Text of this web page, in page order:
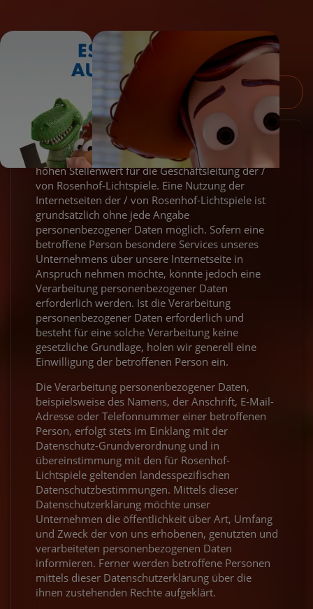
Spider Man: Brand
New Day
täglich im Programm!
Toy Story 5
täglich im Programm!
Steckerlfischfiasko
ab 12. August im Programm!
PAW Patrol: Der
Dino Film
täglich im Programm!
Stefan Erdmann
live: ISLAND
am 22. Oktober um 20 Uhr
Stefan Erdmann
live: BHUTAN
am 22. Oktober um 17:30 Uhr
Datenschutzerklärung
Wir freuen uns sehr über Ihr Interesse an unserem
Unternehmen. Datenschutz hat einen besonders
hohen Stellenwert für die Geschäftsleitung der /
von Rosenhof-Lichtspiele. Eine Nutzung der
Internetseiten der / von Rosenhof-Lichtspiele ist
grundsätzlich ohne jede Angabe
personenbezogener Daten möglich. Sofern eine
betroffene Person besondere Services unseres
Unternehmens über unsere Internetseite in
Anspruch nehmen möchte, könnte jedoch eine
Verarbeitung personenbezogener Daten
erforderlich werden. Ist die Verarbeitung
personenbezogener Daten erforderlich und
besteht für eine solche Verarbeitung keine
gesetzliche Grundlage, holen wir generell eine
Einwilligung der betroffenen Person ein.
Die Verarbeitung personenbezogener Daten,
beispielsweise des Namens, der Anschrift, E-Mail-
Adresse oder Telefonnummer einer betroffenen
Person, erfolgt stets im Einklang mit der
Datenschutz-Grundverordnung und in
übereinstimmung mit den für Rosenhof-
Lichtspiele geltenden landesspezifischen
Datenschutzbestimmungen. Mittels dieser
Datenschutzerklärung möchte unser
Unternehmen die öffentlichkeit über Art, Umfang
und Zweck der von uns erhobenen, genutzten und
verarbeiteten personenbezogenen Daten
informieren. Ferner werden betroffene Personen
mittels dieser Datenschutzerklärung über die
ihnen zustehenden Rechte aufgeklärt.